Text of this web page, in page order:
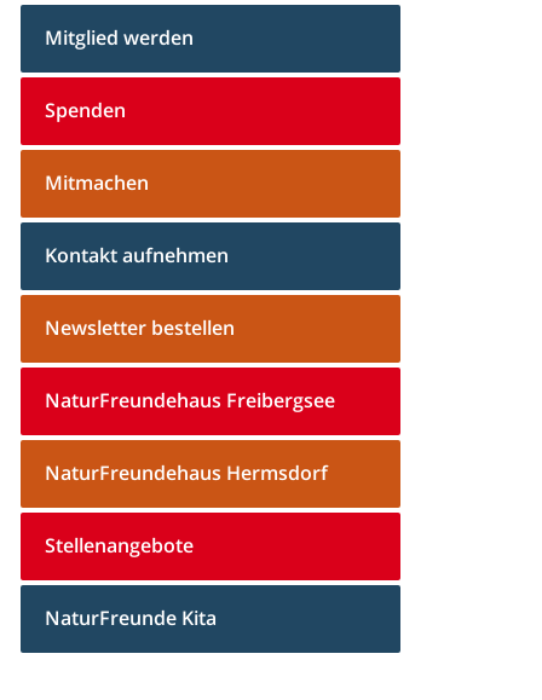
Mitglied werden
Spenden
Mitmachen
Kontakt aufnehmen
Newsletter bestellen
NaturFreundehaus Freibergsee
NaturFreundehaus Hermsdorf
Stellenangebote
NaturFreunde Kita